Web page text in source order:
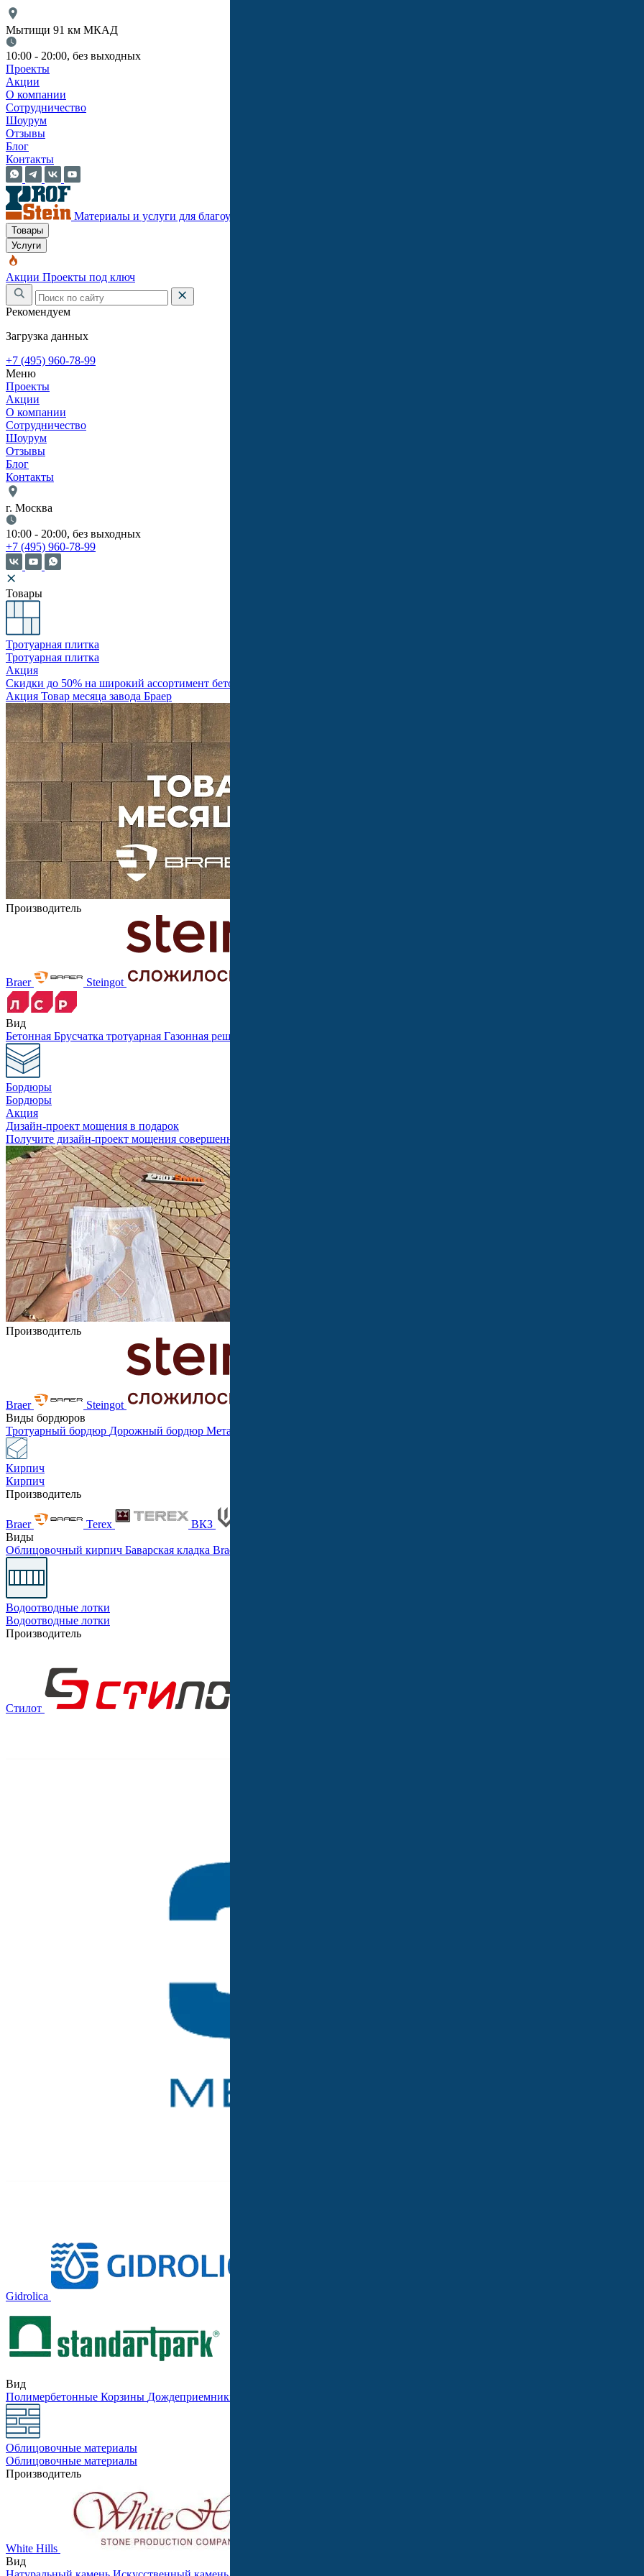
Мытищи 91 км МКАД
10:00 - 20:00, без выходных
Проекты
Акции
О компании
Сотрудничество
Шоурум
Отзывы
Блог
Контакты
Материалы и услуги для благоустройства
Товары
Услуги
Акции Проекты под ключ
Рекомендуем
Загрузка данных
+7 (495) 960-78-99
Меню
Проекты
Акции
О компании
Сотрудничество
Шоурум
Отзывы
Блог
Контакты
г. Москва
10:00 - 20:00, без выходных
+7 (495) 960-78-99
Товары
Тротуарная плитка
Тротуарная плитка
Акция
Скидки до 50% на широкий ассортимент бетонной продукции завода BRAER!
Акция Товар месяца завода Браер
Производитель
Braer Steingot
Вид
Бетонная Брусчатка тротуарная Газонная решетка
Бордюры
Бордюры
Акция
Дизайн-проект мощения в подарок
Получите дизайн-проект мощения совершенно бесплатно!
Производитель
Braer Steingot
Виды бордюров
Тротуарный бордюр Дорожный бордюр Металлический бордюр
Кирпич
Кирпич
Производитель
Braer Terex ВКЗ
Виды
Облицовочный кирпич Баварская кладка Braer PRO
Водоотводные лотки
Водоотводные лотки
Производитель
Стилот
Gidrolica
Вид
Полимербетонные Корзины Дождеприемники
Облицовочные материалы
Облицовочные материалы
Производитель
White Hills
Вид